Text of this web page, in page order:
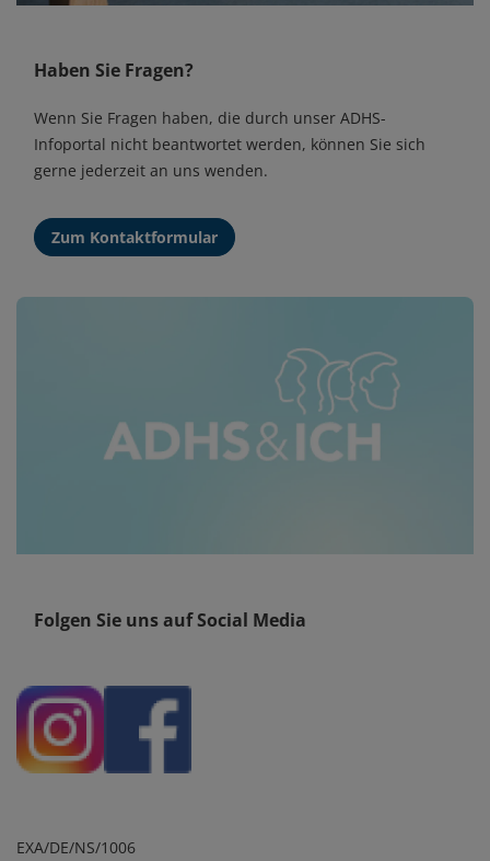
Haben Sie Fragen?
Wenn Sie Fragen haben, die durch unser ADHS-
Infoportal nicht beantwortet werden, können Sie sich
gerne jederzeit an uns wenden.
Zum Kontaktformular
Folgen Sie uns auf Social Media
EXA/DE/NS/1006